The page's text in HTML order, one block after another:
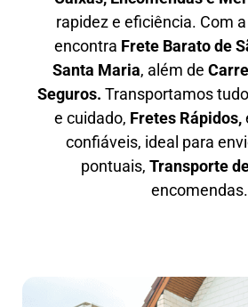
rapidez e eficiência. Com
encontra Frete Baratode
Santa Maria, além de C
Seguros. Transportamos
e cuidado, Fretes Rápidos,
confiáveis, ideal para
pontuais, Transporte
encomendas.